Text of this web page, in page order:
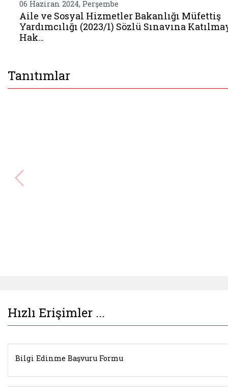
06 Haziran 2024, Perşembe
Aile ve Sosyal Hizmetler Bakanlığı Müfettiş
Yardımcılığı (2023/1) Sözlü Sınavına
Hak…
Tanıtımlar
Hızlı Erişimler ...
Bilgi Edinme Başvuru Formu